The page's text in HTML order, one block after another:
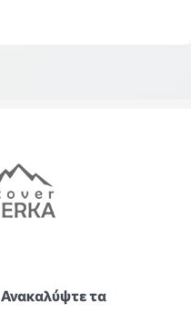
Ανακαλύψτε τα